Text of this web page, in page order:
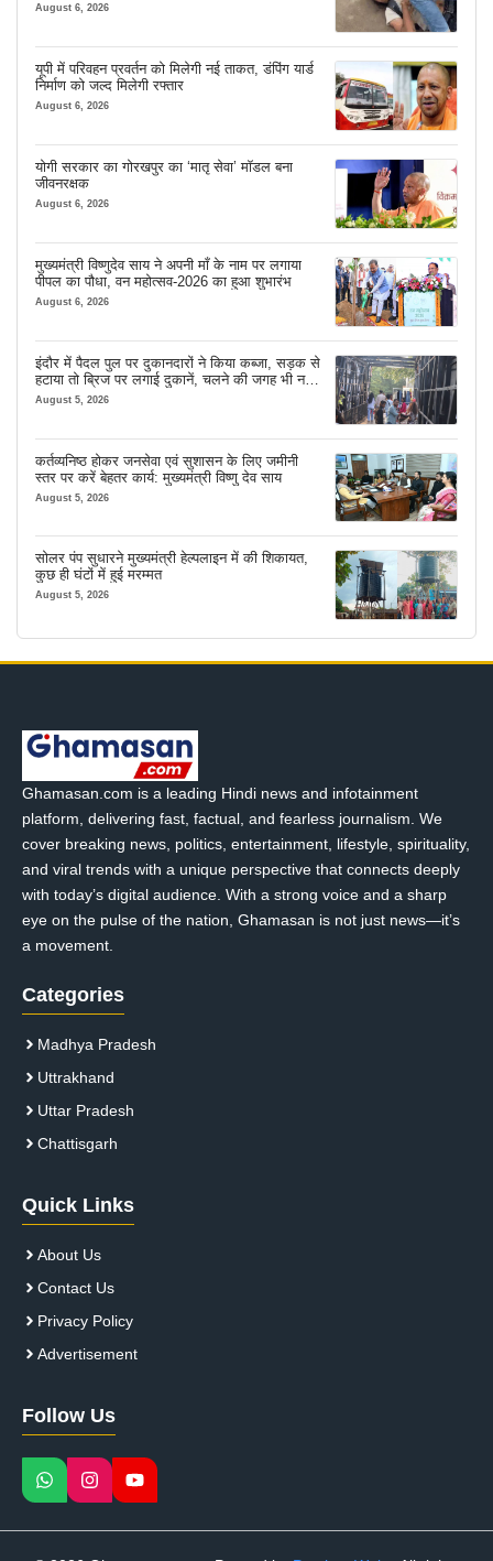
August 6, 2026
यूपी में परिवहन प्रवर्तन को मिलेगी नई ताकत, डंपिंग यार्ड
निर्माण को जल्द मिलेगी रफ्तार
August 6, 2026
योगी सरकार का गोरखपुर का ‘मातृ सेवा’ मॉडल बना
जीवनरक्षक
August 6, 2026
मुख्यमंत्री विष्णुदेव साय ने अपनी माँ के नाम पर लगाया
पीपल का पौधा, वन महोत्सव-2026 का हुआ शुभारंभ
August 6, 2026
इंदौर में पैदल पुल पर दुकानदारों ने किया कब्जा, सड़क से
हटाया तो ब्रिज पर लगाई दुकानें, चलने की जगह भी नहीं
मिल रही
August 5, 2026
कर्तव्यनिष्ठ होकर जनसेवा एवं सुशासन के लिए जमीनी
स्तर पर करें बेहतर कार्य: मुख्यमंत्री विष्णु देव साय
August 5, 2026
सोलर पंप सुधारने मुख्यमंत्री हेल्पलाइन में की शिकायत,
कुछ ही घंटों में हुई मरम्मत
August 5, 2026
Ghamasan.com is a leading Hindi news and infotainment
platform, delivering fast, factual, and fearless journalism. We
cover breaking news, politics, entertainment, lifestyle, spirituality,
and viral trends with a unique perspective that connects deeply
with today’s digital audience. With a strong voice and a sharp
eye on the pulse of the nation, Ghamasan is not just news—it’s
a movement.
Categories
Madhya Pradesh
Uttrakhand
Uttar Pradesh
Chattisgarh
Quick Links
About Us
Contact Us
Privacy Policy
Advertisement
Follow Us